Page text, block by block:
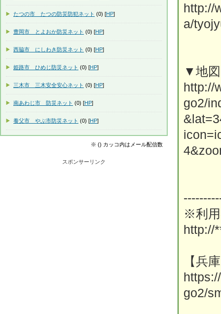
http://
a/
▼地
http://
go2/
※利用
http://
【兵
go2/
たつの市 たつの防災防犯ネット (0) [HP]
豊岡市 とよおか防災ネット (0) [HP]
西脇市 にしわき防災ネット (0) [HP]
姫路市 ひめじ防災ネット (0) [HP]
三木市 三木安全安心ネット (0) [HP]
南あわじ市 防災ネット (0) [HP]
養父市 やぶ市防災ネット (0) [HP]
※ () カッコ内はメール配信数
スポンサーリンク